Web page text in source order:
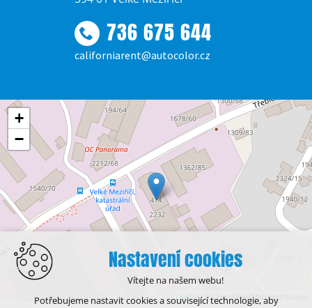
736 675 644
californiarent@autocolor.cz
+
−
Leaflet | © OpenStreetMap contributors
Nastavení cookies
Vítejte na našem webu!
Potřebujeme nastavit cookies a související technologie, aby